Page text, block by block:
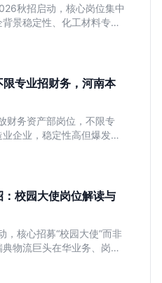
秋招启动，核心岗位集中
景稳定性、化工材料专业
工科生判断是否值得投
专业招财务，河南本
财务资产部岗位，不限专
企业，稳定性高但爆发涨
工业场景经验的应届生。
校园大使岗位解读与
核心招募“校园大使”而非
物流巨头在华业务、岗位
争逻辑，助你判断是否值